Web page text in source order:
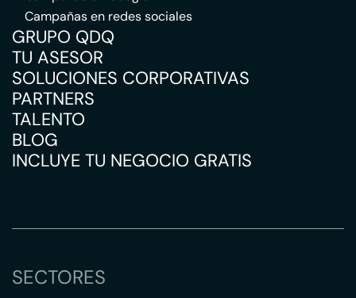
Campañas en redes sociales
GRUPO QDQ
TU ASESOR
SOLUCIONES CORPORATIVAS
PARTNERS
TALENTO
BLOG
INCLUYE TU NEGOCIO GRATIS
SECTORES